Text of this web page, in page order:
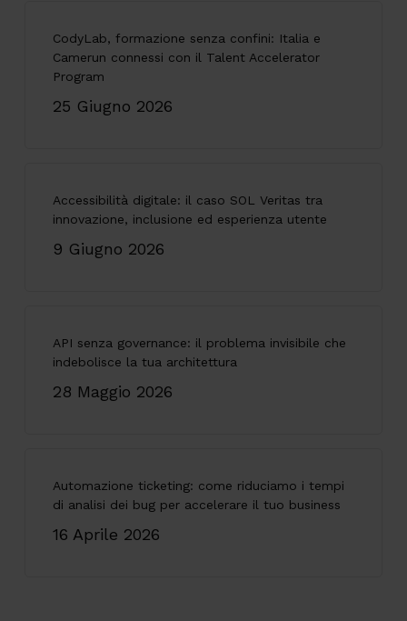
CodyLab, formazione senza confini: Italia e
Camerun connessi con il Talent Accelerator
Program
25 Giugno 2026
Accessibilità digitale: il caso SOL Veritas tra
innovazione, inclusione ed esperienza utente
9 Giugno 2026
API senza governance: il problema invisibile che
indebolisce la tua architettura
28 Maggio 2026
Automazione ticketing: come riduciamo i tempi
di analisi dei bug per accelerare il tuo business
16 Aprile 2026